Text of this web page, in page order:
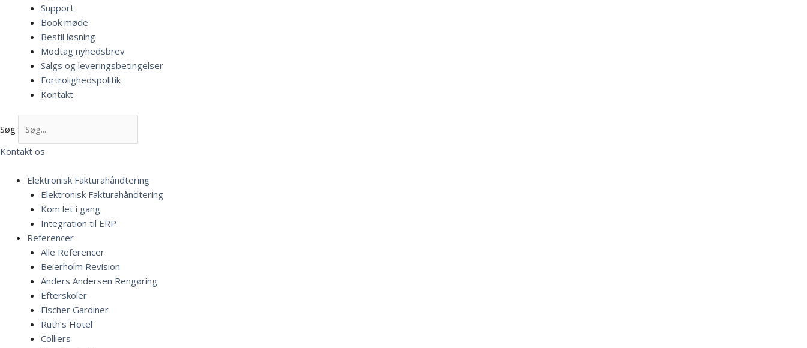
Support
Book møde
Bestil løsning
Modtag nyhedsbrev
Salgs og leveringsbetingelser
Fortrolighedspolitik
Kontakt
Søg
Kontakt os
Elektronisk Fakturahåndtering
Elektronisk Fakturahåndtering
Kom let i gang
Integration til ERP
Referencer
Alle Referencer
Beierholm Revision
Anders Andersen Rengøring
Efterskoler
Fischer Gardiner
Ruth’s Hotel
Colliers